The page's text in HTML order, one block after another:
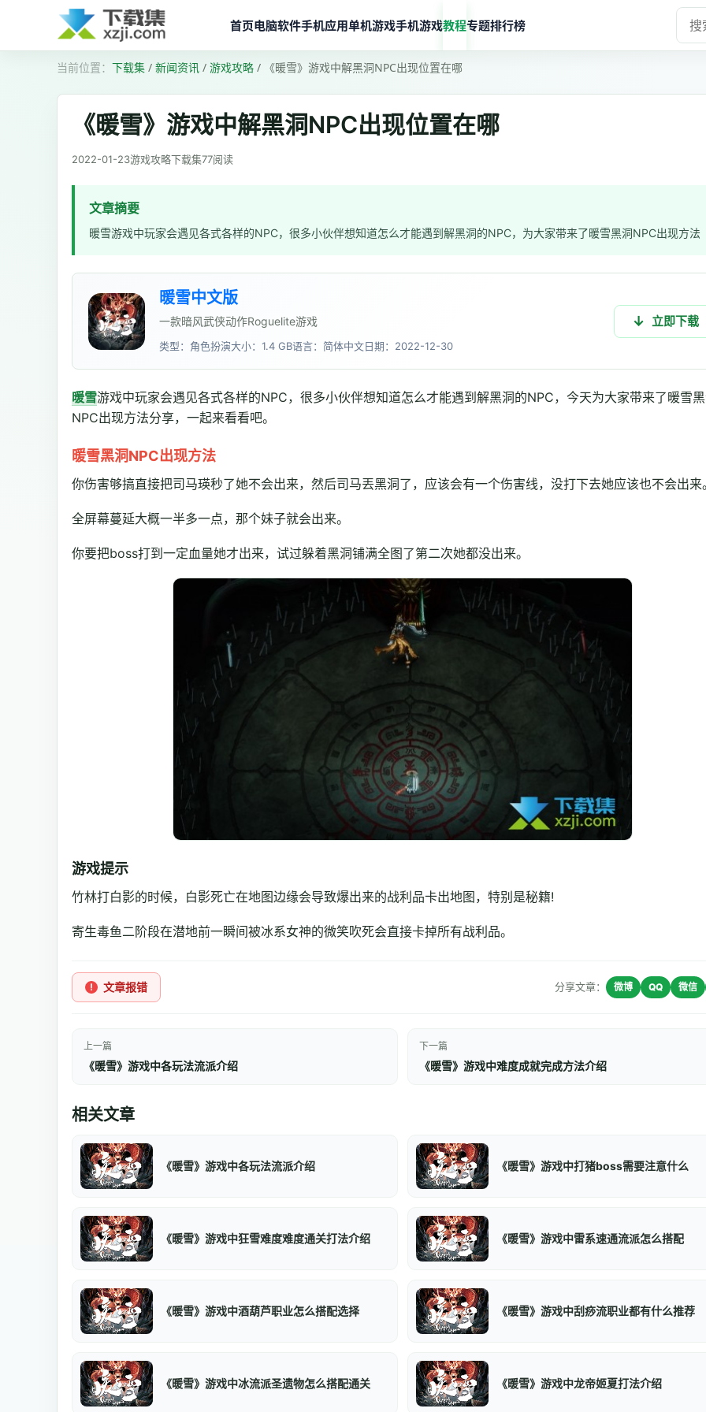
首页电脑软件手机应用单机游戏手机游戏教程专题排行榜
下载集 / 新闻资讯 / 游戏攻略 / 《暖雪》游戏中解黑洞NPC出现位置在哪
《暖雪》游戏中解黑洞NPC出现位置在哪
2022-01-23游戏攻略下载集77阅读
文章摘要
暖雪游戏中玩家会遇见各式各样的NPC，很多小伙伴想知道怎么才能遇到解黑洞的NPC，为大家带来了暖雪黑洞NPC出现方法
暖雪中文版
一款暗风武侠动作Roguelite游戏
类型：角色扮演大小：1.4 GB语言：简体中文日期：2022-12-30
立即下载
暖雪游戏中玩家会遇见各式各样的NPC，很多小伙伴想知道怎么才能遇到解黑洞的NPC，今天为大家带来了暖雪
NPC出现方法分享，一起来看看吧。
暖雪黑洞NPC出现方法
你伤害够搞直接把司马瑛秒了她不会出来，然后司马丟黑洞了，应该会有一个伤害线，没打下去她应该也不会出来
全屏幕蔓延大概一半多一点，那个妹子就会出来。
你要把boss打到一定血量她才出来，试过躲着黑洞铺满全图了第二次她都没出来。
游戏提示
竹林打白影的时候，白影死亡在地图边缘会导致爆出来的战利品卡出地图，特别是秘籍!
寄生毒鱼二阶段在潜地前一瞬间被冰系女神的微笑吹死会直接卡掉所有战利品。
文章报错 分享文章： 微博 QQ 微信
上一篇
《暖雪》游戏中各玩法流派介绍
下一篇
《暖雪》游戏中难度成就完成方法介绍
相关文章
《暖雪》游戏中各玩法流派介绍 《暖雪》游戏中打猪boss需要注意什么
《暖雪》游戏中狂雪难度难度通关打法介绍 《暖雪》游戏中雷系速通流派怎么搭配
《暖雪》游戏中酒葫芦职业怎么搭配选择 《暖雪》游戏中刮痧流职业都有什么推荐
《暖雪》游戏中冰流派圣遗物怎么搭配通关 《暖雪》游戏中龙帝姬夏打法介绍